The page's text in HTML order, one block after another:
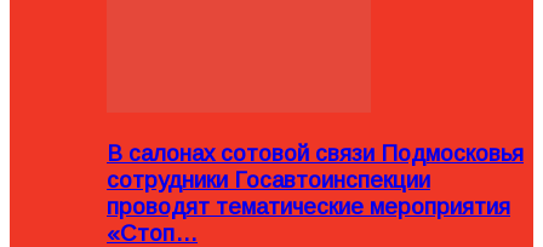
В салонах сотовой связи Подмосковья
сотрудники Госавтоинспекции
проводят тематические мероприятия
«Стоп…